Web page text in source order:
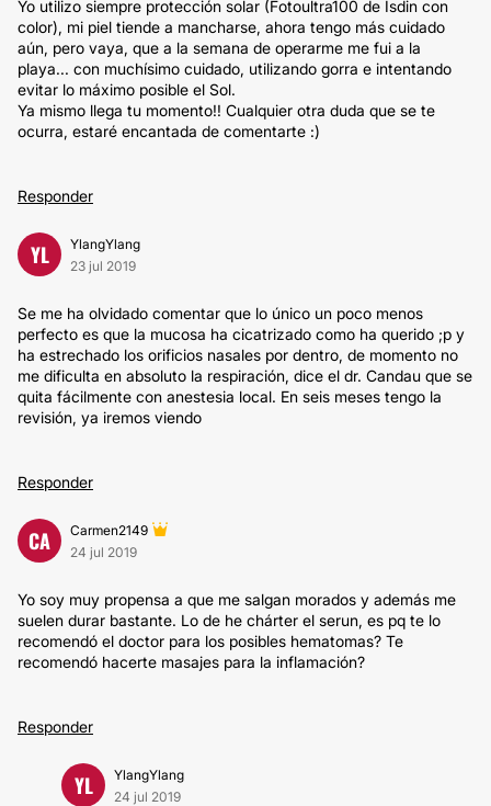
Yo utilizo siempre protección solar (Fotoultra100 de Isdin con
color), mi piel tiende a mancharse, ahora tengo más cuidado
aún, pero vaya, que a la semana de operarme me fui a la
playa... con muchísimo cuidado, utilizando gorra e intentando
evitar lo máximo posible el Sol.
Ya mismo llega tu momento!! Cualquier otra duda que se te
ocurra, estaré encantada de comentarte :)
Responder
YL
YlangYlang
23 jul 2019
Se me ha olvidado comentar que lo único un poco menos
perfecto es que la mucosa ha cicatrizado como ha querido ;p y
ha estrechado los orificios nasales por dentro, de momento no
me dificulta en absoluto la respiración, dice el dr. Candau que se
quita fácilmente con anestesia local. En seis meses tengo la
revisión, ya iremos viendo
Responder
CA
Carmen2149
24 jul 2019
Yo soy muy propensa a que me salgan morados y además me
suelen durar bastante. Lo de he chárter el serun, es pq te lo
recomendó el doctor para los posibles hematomas? Te
recomendó hacerte masajes para la inflamación?
Responder
YL
YlangYlang
24 jul 2019